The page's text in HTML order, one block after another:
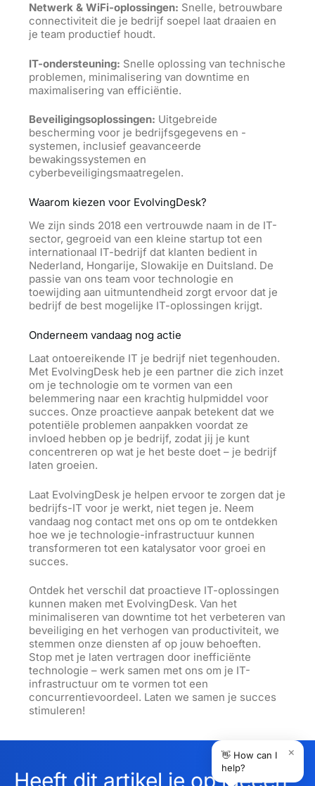
Netwerk & WiFi-oplossingen: Snelle, betrouwbare
connectiviteit die je bedrijf soepel laat draaien en
je team productief houdt.
IT-ondersteuning: Snelle oplossing van technische
problemen, minimalisering van downtime en
maximalisering van efficiëntie.
Beveiligingsoplossingen: Uitgebreide
bescherming voor je bedrijfsgegevens en -
systemen, inclusief geavanceerde
bewakingssystemen en
cyberbeveiligingsmaatregelen.
Waarom kiezen voor EvolvingDesk?
We zijn sinds 2018 een vertrouwde naam in de IT-
sector, gegroeid van een kleine startup tot een
internationaal IT-bedrijf dat klanten bedient in
Nederland, Hongarije, Slowakije en Duitsland. De
passie van ons team voor technologie en
toewijding aan uitmuntendheid zorgt ervoor dat je
bedrijf de best mogelijke IT-oplossingen krijgt.
Onderneem vandaag nog actie
Laat ontoereikende IT je bedrijf niet tegenhouden.
Met EvolvingDesk heb jeeen partner die zich inzet
om je technologie om te vormen van een
belemmering naar een krachtig hulpmiddel voor
succes. Onze proactieve aanpak betekent dat we
potentiële problemen aanpakken voordat ze
invloed hebben op je bedrijf, zodat jij je kunt
concentreren op wat je het beste doet – je bedrijf
laten groeien.
Laat EvolvingDesk je helpen ervoor te zorgen dat je
bedrijfs-IT voor je werkt, niet tegen je. Neem
vandaag nog contact met ons opom te ontdekken
hoe we je technologie-infrastructuur kunnen
transformeren tot een katalysator voor groei en
succes.
Ontdek het verschil dat proactieve IT-oplossingen
kunnen maken met EvolvingDesk. Van het
minimaliseren van downtime tot het verbeteren van
beveiliging en het verhogen van productiviteit, we
stemmen onze diensten af op jouw behoeften.
Stop met je laten vertragen door inefficiënte
technologie – werk samen met ons om je IT-
infrastructuur om te vormen tot een
concurrentievoordeel. Laten we samen je succes
stimuleren!
Heeft dit artikel je op ideeën
👋 How can I
help?
×